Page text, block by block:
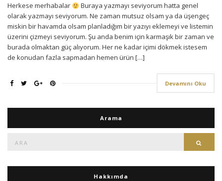
Herkese merhabalar
Buraya yazmayı seviyorum hatta genel
olarak yazmayı seviyorum. Ne zaman mutsuz olsam ya da üşengeç
miskin bir havamda olsam planladığım bir yazıyı eklemeyi ve listemin
üzerini çizmeyi seviyorum. Şu anda benim için karmaşık bir zaman ve
burada olmaktan güç alıyorum. Her ne kadar içimi dökmek istesem
de konudan fazla sapmadan hemen ürün […]
Devamını Oku
Arama
Hakkımda